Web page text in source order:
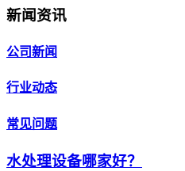
新闻资讯
公司新闻
行业动态
常见问题
水处理设备哪家好？